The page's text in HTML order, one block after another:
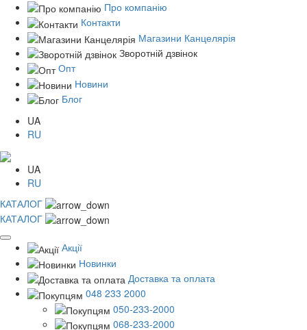
Про компанію
Контакти
Магазини Канцелярія
Зворотній дзвінок
Опт
Новини
Блог
UA
RU
UA
RU
КАТАЛОГ
КАТАЛОГ
Акції
Новинки
Доставка та оплата
048 233 2000
050-233-2000
068-233-2000